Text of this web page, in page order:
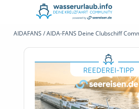
AIDAFANS / AIDA-FANS Deine Clubschiff